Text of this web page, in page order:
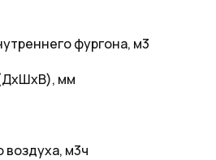
фургона, м3
мм
м3ч